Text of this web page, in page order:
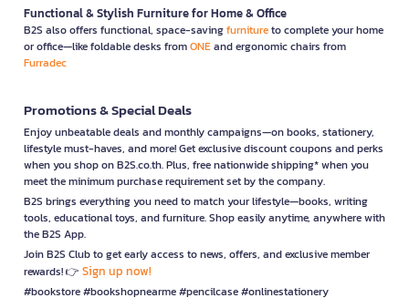
Functional & Stylish Furniture for Home & Office
B2S also offers functional, space-savingfurnitureto complete your home
or office—like foldable desks fromONEand ergonomic chairs from
Furradec
Promotions & Special Deals
Enjoy unbeatable deals and monthly campaigns—on books, stationery,
lifestyle must-haves, and more! Get exclusive discount coupons and perks
when you shop on B2S.co.th. Plus, free nationwide shipping* when you
meet the minimum purchase requirement set by the company.
B2S brings everything you need to match your lifestyle—books, writing
tools, educational toys, and furniture. Shop easily anytime, anywhere with
the B2S App.
Join B2S Club to get early access to news, offers, and exclusive member
rewards! 👉 Sign up now!
#bookstore #bookshopnearme #pencilcase #onlinestationery